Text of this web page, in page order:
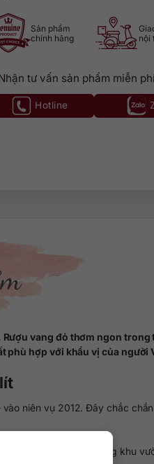
Sản phẩm
chính hãng
nội
tư vấn sản phẩm miễn
Hotline
vang đỏ thơm ngon
phù hợp với khẩu vị của người
niên vụ 2012. Đây chắc
bằng tay ở những khu